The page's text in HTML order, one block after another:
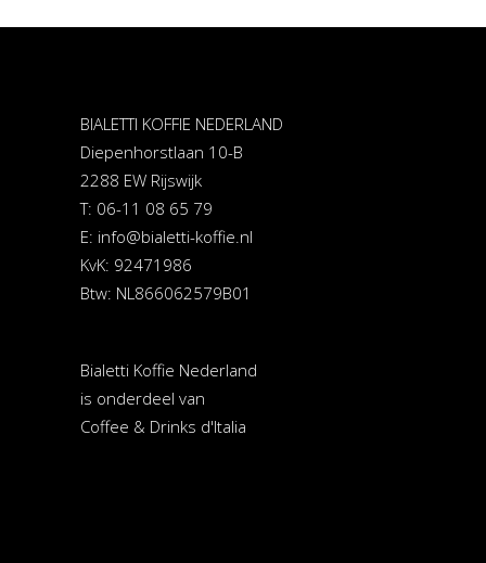
BIALETTI KOFFIE NEDERLAND
Diepenhorstlaan 10-B
2288 EW Rijswijk
T: 06-11 08 65 79
E: info@bialetti-koffie.nl
KvK: 92471986
Btw: NL866062579B01
Bialetti Koffie Nederland
is onderdeel van
Coffee & Drinks d'Italia